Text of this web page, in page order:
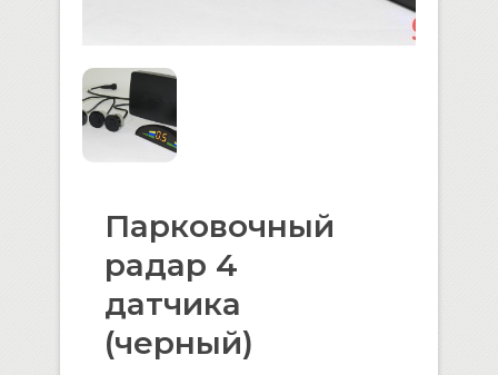
Парковочный
радар 4
датчика
(черный)